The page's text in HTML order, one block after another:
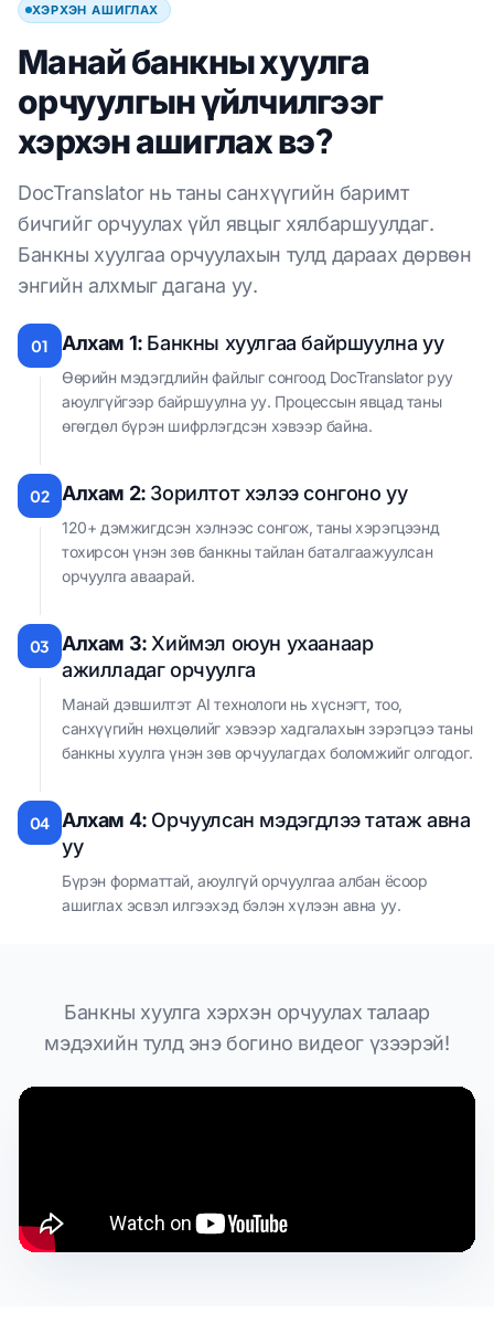
ХЭРХЭН АШИГЛАХ
Манай банкны хуулга
орчуулгын үйлчилгээг
хэрхэн ашиглах вэ?
DocTranslator нь таны санхүүгийн баримт
бичгийг орчуулах үйл явцыг хялбаршуулдаг.
Банкны хуулгаа орчуулахын тулд дараах дөрвөн
энгийн алхмыг дагана уу.
01 Алхам 1: Банкны хуулгаа байршуулна уу
Өөрийн мэдэгдлийн файлыг сонгоод DocTranslator руу
аюулгүйгээр байршуулна уу. Процессын явцад таны
өгөгдөл бүрэн шифрлэгдсэн хэвээр байна.
02 Алхам 2: Зорилтот хэлээ сонгоно уу
120+ дэмжигдсэн хэлнээс сонгож, таны хэрэгцээнд
тохирсон үнэн зөв банкны тайлан баталгаажуулсан
орчуулга аваарай.
03 Алхам 3: Хиймэл оюун ухаанаар
ажилладаг орчуулга
Манай дэвшилтэт AI технологи нь хүснэгт, тоо,
санхүүгийн нөхцөлийг хэвээр хадгалахын зэрэгцээ таны
банкны хуулга үнэн зөв орчуулагдах боломжийг олгодог.
04 Алхам 4: Орчуулсан мэдэгдлээ татаж авна
уу
Бүрэн форматтай, аюулгүй орчуулгаа албан ёсоор
ашиглах эсвэл илгээхэд бэлэн хүлээн авна уу.
Банкны хуулга хэрхэн орчуулах талаар
мэдэхийн тулд энэ богино видеог үзээрэй!